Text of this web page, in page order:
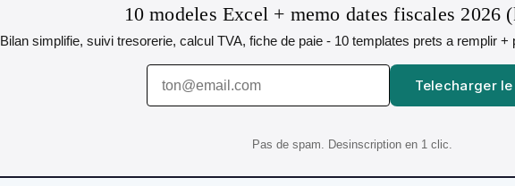
10 modeles Excel + memo dates fiscales 2026
Bilan simplifie, suivi tresorerie, calcul TVA, fiche de paie - 10 templates prets a remplir +
Telecharger
Pas de spam. Desinscription en 1 clic.